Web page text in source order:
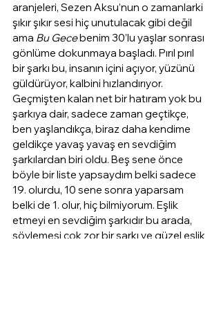
aranjeleri, Sezen Aksu’nun o zamanlarki
şıkır şıkır sesi hiç unutulacak gibi değil
ama Bu Gece benim 30’lu yaşlar sonrası
gönlüme dokunmaya başladı. Pırıl pırıl
bir şarkı bu, insanın içini açıyor, yüzünü
güldürüyor, kalbini hızlandırıyor.
Geçmişten kalan net bir hatıram yok bu
şarkıya dair, sadece zaman geçtikçe,
ben yaşlandıkça, biraz daha kendime
geldikçe yavaş yavaş en sevdiğim
şarkılardan biri oldu. Beş sene önce
böyle bir liste yapsaydım belki sadece
19. olurdu, 10 sene sonra yaparsam
belki de 1. olur, hiç bilmiyorum. Eşlik
etmeyi en sevdiğim şarkıdır bu arada,
söylemesi çok zor bir şarkı ve güzel eşlik